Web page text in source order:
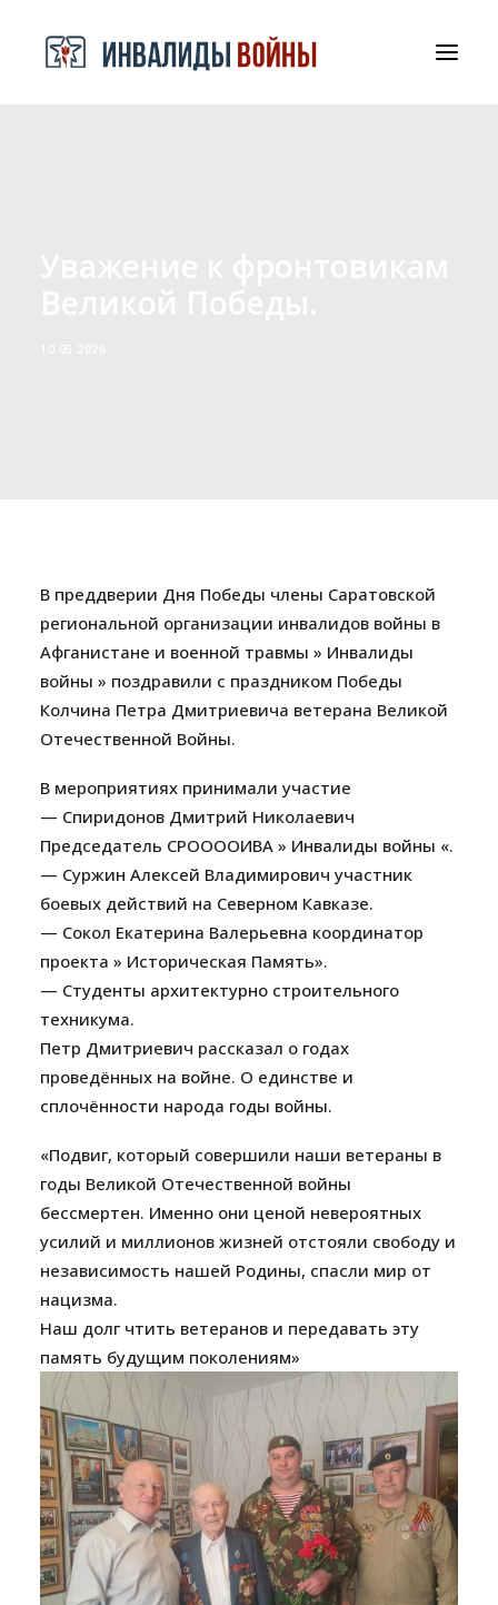
В преддверии Дня Победы члены Саратовской
региональной организации инвалидов войны в
Афганистане и военной травмы » Инвалиды
войны » поздравили с праздником Победы
Колчина Петра Дмитриевича ветерана Великой
Отечественной Войны.
В мероприятиях принимали участие
— Спиридонов Дмитрий Николаевич
Председатель СРООООИВА » Инвалиды войны «.
— Суржин Алексей Владимирович участник
боевых действий на Северном Кавказе.
— Сокол Екатерина Валерьевна координатор
проекта » Историческая Память».
— Студенты архитектурно строительного
техникума.
Петр Дмитриевич рассказал о годах
проведённых на войне. О единстве и
сплочённости народа годы войны.
«Подвиг, который совершили наши ветераны в
годы Великой Отечественной войны
бессмертен. Именно они ценой невероятных
усилий и миллионов жизней отстояли свободу и
независимость нашей Родины, спасли мир от
нацизма.
Наш долг чтить ветеранов и передавать эту
память будущим поколениям»